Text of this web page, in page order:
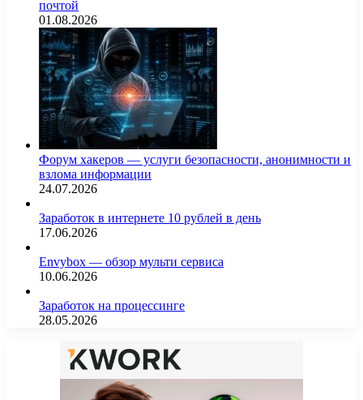
почтой
01.08.2026
Форум хакеров — услуги безопасности, анонимности и
взлома информации
24.07.2026
Заработок в интернете 10 рублей в день
17.06.2026
Envybox — обзор мульти сервиса
10.06.2026
Заработок на процессинге
28.05.2026